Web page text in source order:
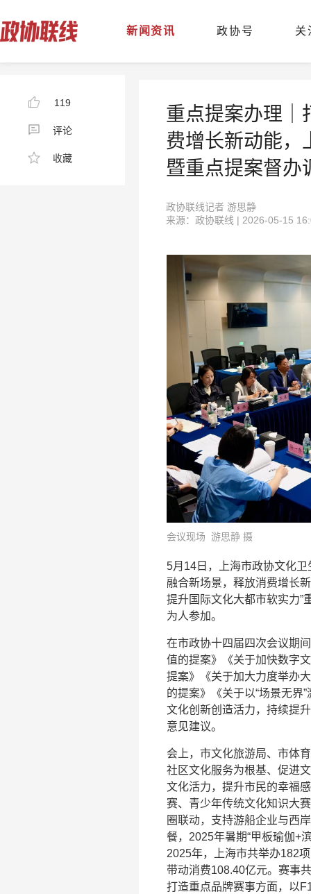
新闻资讯 政协号 关
119
评论
收藏
重点提案办理｜
费增长新动能，
暨重点提案督办
政协联线记者 游思静
来源：政协联线 | 2026-05-15
会议现场 游思静 摄
5月14日，上海市政协文化
融合新场景，释放消费增长
提升国际文化大都市软实力”
为人参加。
在市政协十四届四次会议期
值的提案》《关于加快数字
提案》《关于加大力度举办
的提案》《关于以“场景无界
文化创新创造活力，持续提
意见建议。
会上，市文化旅游局、市体
社区文化服务为根基、促进
文化活力，提升市民的幸福
赛、青少年传统文化知识大
圈联动，支持游船企业与西
餐，2025年暑期“甲板瑜伽+
2025年，上海市共举办182
带动消费108.40亿元。赛事
打造重点品牌赛事方面，以